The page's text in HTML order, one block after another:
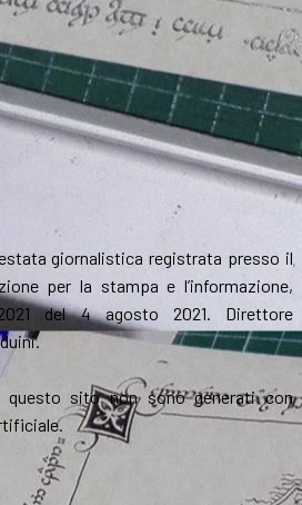
giornalistica registrata presso il
per la stampa e l’informazione,
del 4 agosto 2021. Direttore
sito non sono generati con